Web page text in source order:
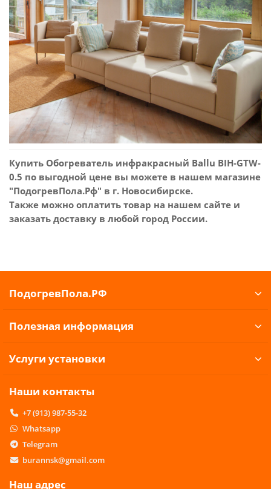
Купить Обогреватель инфракрасный Ballu BIH-GTW-
0.5 по выгодной цене вы можете в нашем магазине
"ПодогревПола.Рф" в г. Новосибирске.
Также можно оплатить товар на нашем сайте и
заказать доставку в любой город России.
ПодогревПола.РФ
Полезная информация
Услуги установки
Наши контакты
+7 (913) 987-55-32
Whatsapp
Telegram
burannsk@gmail.com
Наш адрес